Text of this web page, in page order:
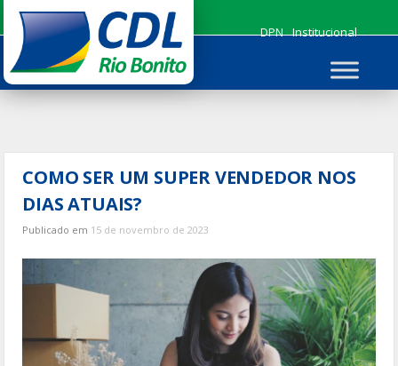
para
conteúdo
DPN Institucional
COMO SER UM SUPER VENDEDOR NOS
DIAS ATUAIS?
Publicado em 15 de novembro de 2023